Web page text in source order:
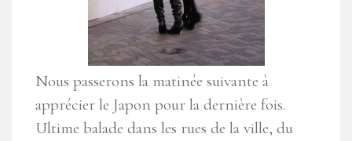
Nous passerons la matinée suivante à
apprécier le Japon pour la dernière fois.
Ultime balade dans les rues de la ville, du